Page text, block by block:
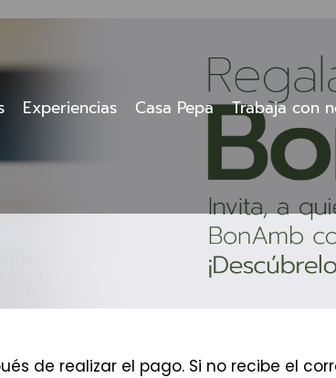
Experiencias Casa Pepa Trabaja con
de realizar el pago. Si no recibe el